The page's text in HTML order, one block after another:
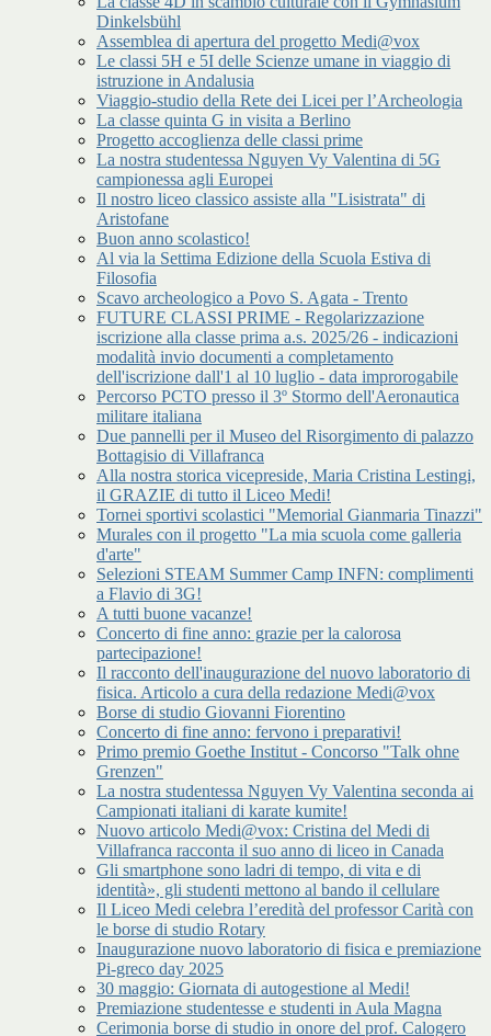
Dinkelsbühl
Assemblea di apertura del progetto Medi@vox
Le classi 5H e 5I delle Scienze umane in viaggio di
istruzione in Andalusia
Viaggio-studio della Rete dei Licei per l’Archeologia
La classe quinta G in visita a Berlino
Progetto accoglienza delle classi prime
La nostra studentessa Nguyen Vy Valentina di 5G
campionessa agli Europei
Il nostro liceo classico assiste alla "Lisistrata" di
Aristofane
Buon anno scolastico!
Al via la Settima Edizione della Scuola Estiva di
Filosofia
Scavo archeologico a Povo S. Agata - Trento
FUTURE CLASSI PRIME - Regolarizzazione
iscrizione alla classe prima a.s. 2025/26 - indicazioni
modalità invio documenti a completamento
dell'iscrizione dall'1 al 10 luglio - data improrogabile
Percorso PCTO presso il 3º Stormo dell'Aeronautica
militare italiana
Due pannelli per il Museo del Risorgimento di palazzo
Bottagisio di Villafranca
Alla nostra storica vicepreside, Maria Cristina Lestingi,
il GRAZIE di tutto il Liceo Medi!
Tornei sportivi scolastici "Memorial Gianmaria Tinazzi"
Murales con il progetto "La mia scuola come galleria
d'arte"
Selezioni STEAM Summer Camp INFN: complimenti
a Flavio di 3G!
A tutti buone vacanze!
Concerto di fine anno: grazie per la calorosa
partecipazione!
Il racconto dell'inaugurazione del nuovo laboratorio di
fisica. Articolo a cura della redazione Medi@vox
Borse di studio Giovanni Fiorentino
Concerto di fine anno: fervono i preparativi!
Primo premio Goethe Institut - Concorso "Talk ohne
Grenzen"
La nostra studentessa Nguyen Vy Valentina seconda ai
Campionati italiani di karate kumite!
Nuovo articolo Medi@vox: Cristina del Medi di
Villafranca racconta il suo anno di liceo in Canada
Gli smartphone sono ladri di tempo, di vita e di
identità», gli studenti mettono al bando il cellulare
Il Liceo Medi celebra l’eredità del professor Carità con
le borse di studio Rotary
Inaugurazione nuovo laboratorio di fisica e premiazione
Pi-greco day 2025
30 maggio: Giornata di autogestione al Medi!
Premiazione studentesse e studenti in Aula Magna
Cerimonia borse di studio in onore del prof. Calogero